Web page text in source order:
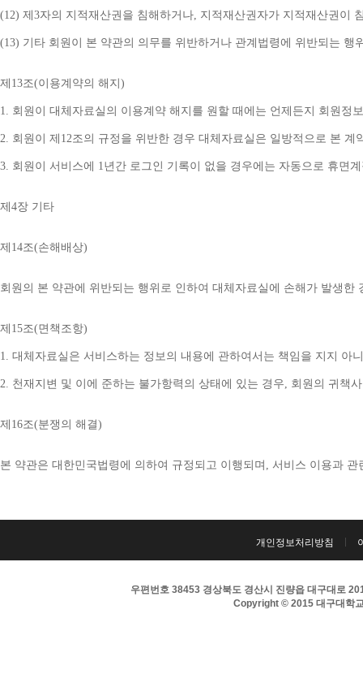
(12) 제 3자의 지적재산권을 침해하거나, 지적재산권자가 지적재산권이
(13) 기타 회원이 본 약관의 의무를 위반하거나 관계법령에 위반되는 행
제 13조(이용계약의 해지 )
1. 회원이 대체자료실의 이용계약 해지를 원할 때에는 언제든지 회원정
2. 회원이 제 12조의 규정을 위반한 경우 대체자료실은 일방적으로 본 계
3. 회원이 서비스에 1년간 로그인 기록이 없을 경우에는 자동으로 휴면
제 4장 기타
제 14조(손해배상)
회원의 본 약관에 위반되는 행위로 인하여 대체자료실에 손해가 발생한
제 15조(면책조항)
1. 대체자료실은 서비스하는 정보의 내용에 관하여서는 책임을 지지 아
2. 천재지변 및 이에 준하는 불가항력의 상태에 있는 경우, 회원의 귀책
제 16조(분쟁의 해결)
본 약관은 대한민국법령에 의하여 규정되고 이행되며 , 서비스 이용과 관
개인정보처리방침
우편번호 38453 경상북도 경산시 진량읍 대구대로
Copyright © 2015 대구대학